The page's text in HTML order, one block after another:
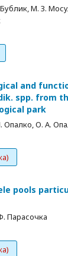
М. З.
and
spp. from
park
Опалко, О. А.
pools
Парасочка